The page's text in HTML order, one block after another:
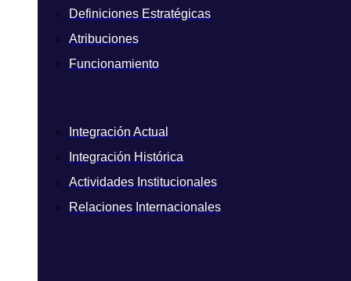
Definiciones Estratégicas
Atribuciones
Funcionamiento
Integración Actual
Integración Histórica
Actividades Institucionales
Relaciones Internacionales